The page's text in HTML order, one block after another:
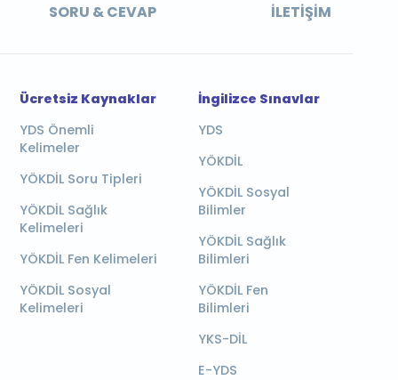
SORU & CEVAP İLETIŞIM
Ücretsiz Kaynaklar
YDS Önemli
Kelimeler
YÖKDİL Soru Tipleri
YÖKDİL Sağlık
Kelimeleri
YÖKDİL Fen Kelimeleri
YÖKDİL Sosyal
Kelimeleri
İngilizce Sınavlar
YDS
YÖKDİL
YÖKDİL Sosyal
Bilimler
YÖKDİL Sağlık
Bilimleri
YÖKDİL Fen
Bilimleri
YKS-DİL
E-YDS